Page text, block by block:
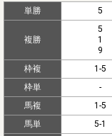
単勝 5
複勝
5
1
9
枠複
1-5
枠単
-
馬複
1-5
馬単
5-1